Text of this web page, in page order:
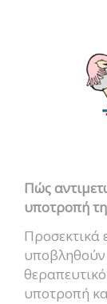
Πώς
υποτροπή
Προσεκτικά
υποβληθούν
υποτροπή